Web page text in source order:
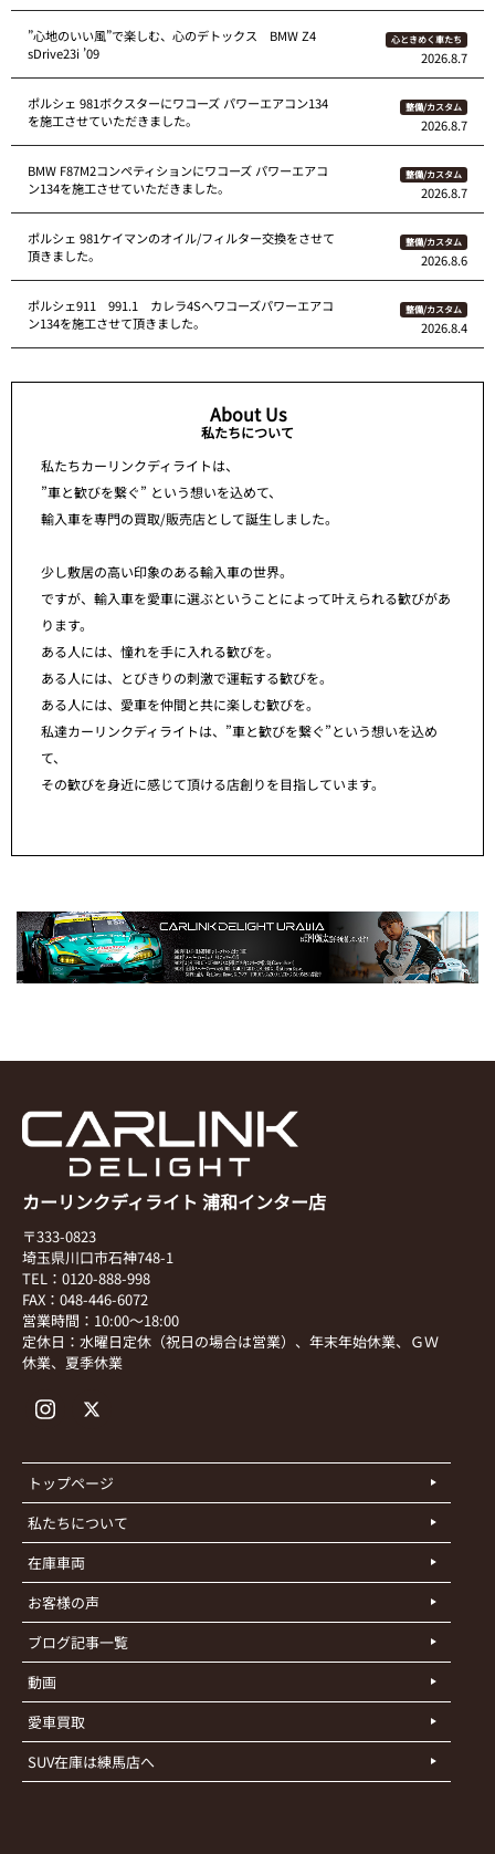
”心地のいい風”で楽しむ、心のデトックス BMW Z4
sDrive23i ’09
心ときめく車たち
2026.8.7
ポルシェ 981ボクスターにワコーズ パワーエアコン134
を施工させていただきました。
整備/カスタム
2026.8.7
BMW F87M2コンペティションにワコーズ パワーエアコ
ン134を施工させていただきました。
整備/カスタム
2026.8.7
ポルシェ 981ケイマンのオイル/フィルター交換をさせて
頂きました。
整備/カスタム
2026.8.6
ポルシェ911 991.1 カレラ4Sへワコーズパワーエアコ
ン134を施工させて頂きました。
整備/カスタム
2026.8.4
About Us
私たちについて
私たちカーリンクディライトは、
”車と歓びを繋ぐ” という想いを込めて、
輸入車を専門の買取/販売店として誕生しました。
少し敷居の高い印象のある輸入車の世界。
ですが、輸入車を愛車に選ぶということによって叶えられる歓びがあ
ります。
ある人には、憧れを手に入れる歓びを。
ある人には、とびきりの刺激で運転する歓びを。
ある人には、愛車を仲間と共に楽しむ歓びを。
私達カーリンクディライトは、”車と歓びを繋ぐ”という想いを込め
て、
その歓びを身近に感じて頂ける店創りを目指しています。
カーリンクディライト 浦和インター店
〒333-0823
埼玉県川口市石神748-1
TEL：0120-888-998
FAX：048-446-6072
営業時間：10:00～18:00
定休日：水曜日定休（祝日の場合は営業）、年末年始休業、ＧＷ
休業、夏季休業
トップページ
私たちについて
在庫車両
お客様の声
ブログ記事一覧
動画
愛車買取
SUV在庫は練馬店へ